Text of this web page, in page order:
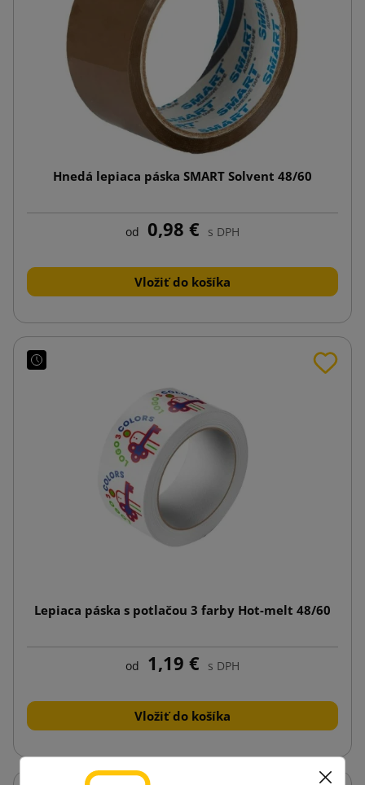
Hnedá lepiaca páska SMART Solvent 48/60
od 0,98 € s DPH
Vložiť do košíka
Lepiaca páska s potlačou 3 farby Hot-melt 48/60
od 1,19 € s DPH
Vložiť do košíka